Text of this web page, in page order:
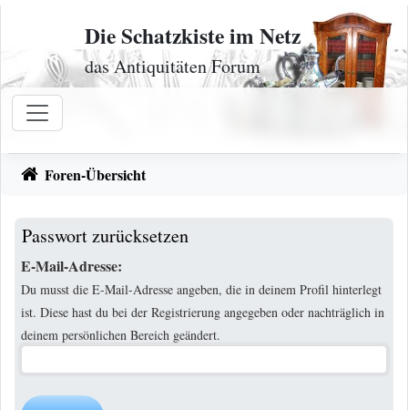
Zum Inhalt
Die Schatzkiste im Netz
das Antiquitäten Forum
Foren-Übersicht
Passwort zurücksetzen
E-Mail-Adresse:
Du musst die E-Mail-Adresse angeben, die in deinem Profil hinterlegt
ist. Diese hast du bei der Registrierung angegeben oder nachträglich in
deinem persönlichen Bereich geändert.